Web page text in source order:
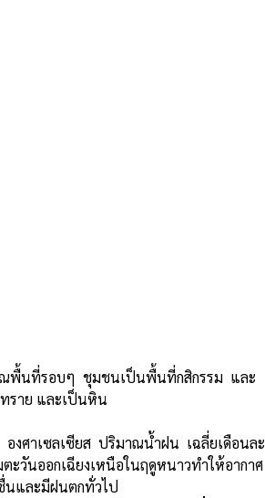
ณพื้นที่รอบๆ ชุมชนเป็นพื้นที่กสิกรรม และ
ราย และเป็นหิน
ศาเซลเซียส ปริมาณน้ำฝน เฉลี่ยเดือนละ
นออกเฉียงเหนือในฤดูหนาวทำให้อากาศ
นและมีฝนตกทั่วไป